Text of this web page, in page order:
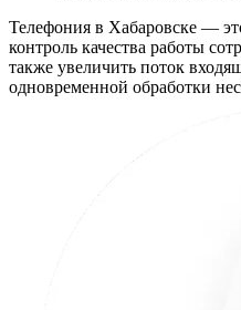
Телефония в Хабаровске —
контроль качества работы
также увеличить поток
одновременной обработки